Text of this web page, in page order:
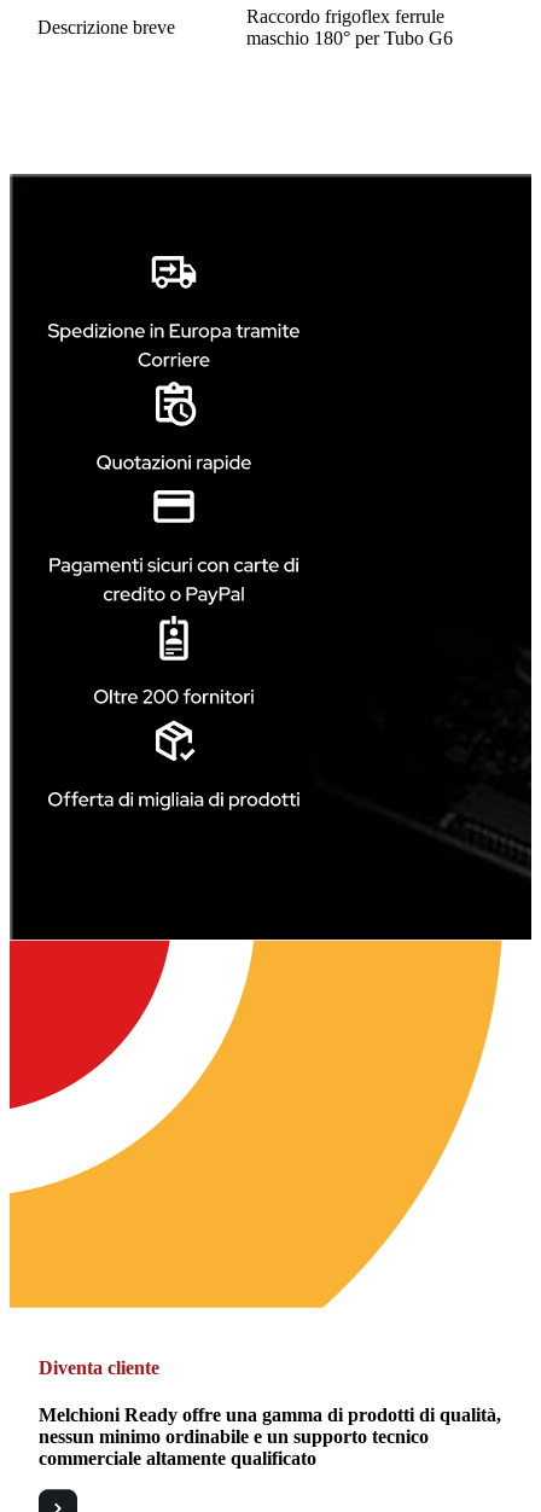
Descrizione breve
Raccordo frigoflex ferrule
maschio 180° per Tubo G6
Diventa cliente
Melchioni Ready offre una gamma di prodotti di qualità,
nessun minimo ordinabile e un supporto tecnico
commerciale altamente qualificato